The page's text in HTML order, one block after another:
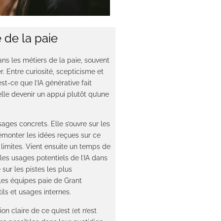
de la paie
les métiers de la paie, souvent
Entre curiosité, scepticisme et
ce que l’IA générative fait
devenir un appui plutôt qu’une
concrets. Elle s’ouvre sur les
les idées reçues sur ce
Vient ensuite un temps de
usages potentiels de l’IA dans
les pistes les plus
équipes paie de Grant
et usages internes.
claire de ce qu’est (et n’est